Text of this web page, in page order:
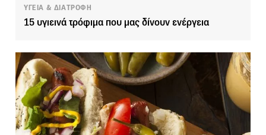
ΥΓΕΙΑ & ΔΙΑΤΡΟΦΗ
15 υγιεινά τρόφιμα που μας δίνουν ενέργεια